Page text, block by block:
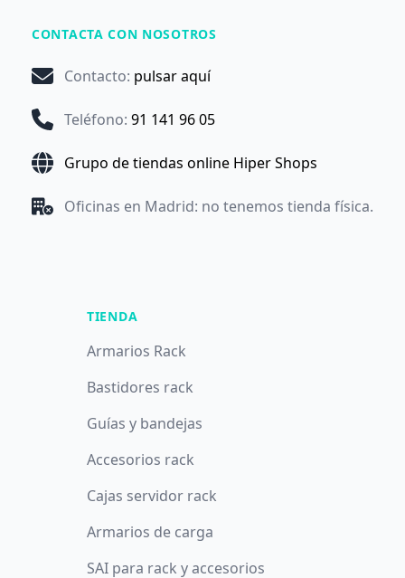
CONTACTA CON NOSOTROS
Contacto: pulsar aquí
Teléfono: 91 141 96 05
Grupo de tiendas online Hiper Shops
Oficinas en Madrid: no tenemos tienda física.
TIENDA
Armarios Rack
Bastidores rack
Guías y bandejas
Accesorios rack
Cajas servidor rack
Armarios de carga
SAI para rack y accesorios